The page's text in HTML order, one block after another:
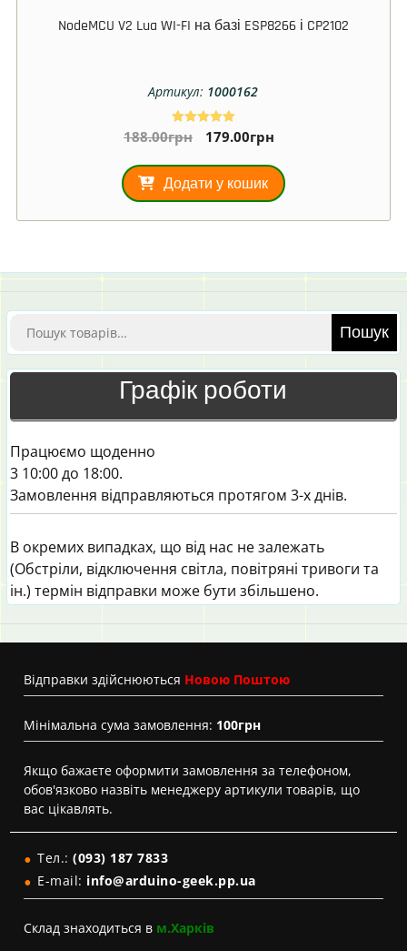
NodeMCU V2 Lua WI-FI на базі ESP8266 і CP2102
Артикул: 1000162
Оцінено в
5.00
188.00грн 179.00грн
Додати у кошик
Шукати: Пошук
Графік роботи
Працюємо щоденно
3 10:00 до 18:00.
Замовлення відправляються протягом 3-х днів.
В окремих випадках, що від нас не залежать
(Обстріли, відключення світла, повітряні тривоги та
ін.) термін відправки може бути збільшено.
Вiдправки здійснюються Новою Поштою
Мінімальна сума замовлення: 100грн
Якщо бажаєте оформити замовлення за телефоном,
обов'язково назвіть менеджеру артикули товарів, що
вас цікавлять.
Тел.: (093) 187 7833
E-mail: info@arduino-geek.pp.ua
Склад знаходиться в м.Харків